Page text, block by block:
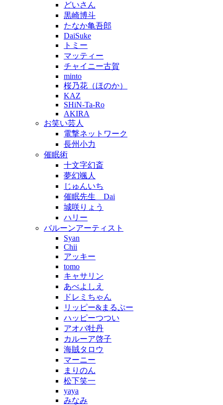
どいさん
黒崎博斗
たなか亀吾郎
DaiSuke
トミー
マッティー
チャイニー古賀
minto
桜乃花（ほのか）
KAZ
SHiN-Ta-Ro
AKIRA
お笑い芸人
電撃ネットワーク
長州小力
催眠術
十文字幻斎
夢幻颯人
じゅんいち
催眠先生 Dai
城咲りょう
ハリー
バルーンアーティスト
Syan
Chii
アッキー
tomo
キャサリン
あべよしえ
ドレミちゃん
リッピー&まるぷー
ハッピーつつい
アオバ牡丹
カルーア啓子
海賊タロウ
マーニー
まりのん
松下笑一
yaya
みなみ